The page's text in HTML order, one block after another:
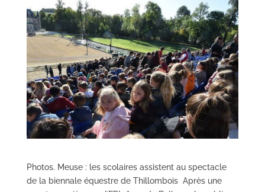
Photos. Meuse : les scolaires assistent au spectacle
de la biennale équestre de Thillombois Après une